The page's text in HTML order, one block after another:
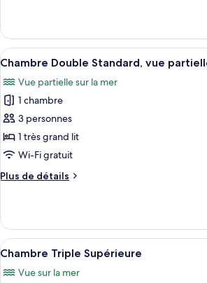
1
très
grand
lit
le
type
de
Chambre
Double
très
grand
lit
Afficher
toutes
les
photos
pour
ce
type
chambre :
Standard,
vue
Une
5
Chambre Double Standard, vue
Vue partielle sur la mer
1 chambre
3 personnes
1 très grand lit
Wi-Fi gratuit
Plus de détails
Plus
le
type
de
Chambre
Afficher
toutes
les
Une
9
Chambre Triple Supérieure
Vue sur la mer